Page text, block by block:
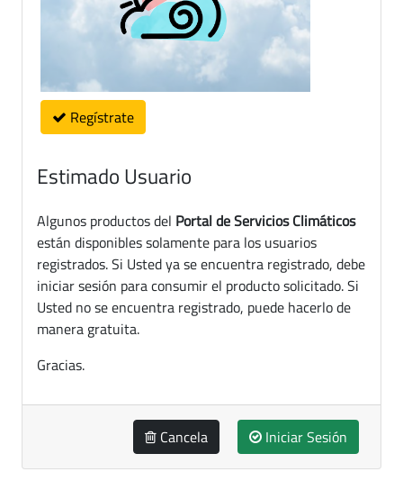
Regístrate
Estimado Usuario
Algunos productos del Portal de Servicios Climáticos
están disponibles solamente para los usuarios
registrados. Si Usted ya se encuentra registrado, debe
iniciar sesión para consumir el producto solicitado. Si
Usted no se encuentra registrado, puede hacerlo de
manera gratuita.
Gracias.
Cancela Iniciar Sesión